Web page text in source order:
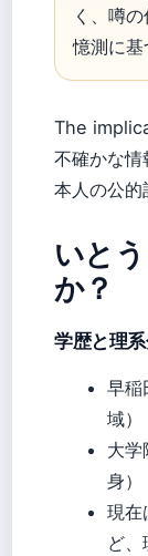
く、噂の
憶測に基
The
不確かな情
本人の公的
いと
か？
学歴と理
早稲
域）
大学
身）
現在
ど、